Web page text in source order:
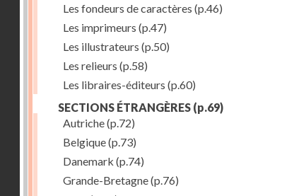
Les fondeurs de caractères (p.46)
Les imprimeurs (p.47)
Les illustrateurs (p.50)
Les relieurs (p.58)
Les libraires-éditeurs (p.60)
SECTIONS ÉTRANGÈRES (p.69)
Autriche(p.72)
Belgique(p.73)
Danemark (p.74)
Grande-Bretagne(p.76)